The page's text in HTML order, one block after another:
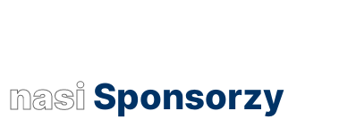
nasi Sponsorzy